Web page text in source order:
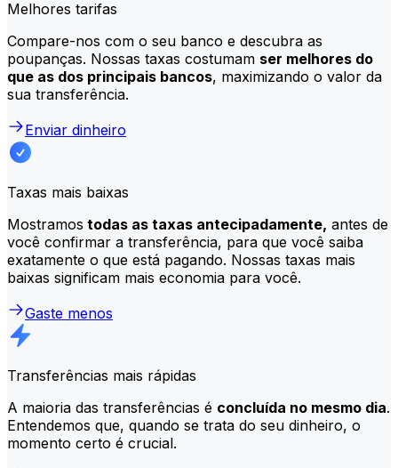
Melhores tarifas
Compare-nos com o seu banco e descubra as
poupanças. Nossas taxas costumam ser melhores do
que as dos principais bancos, maximizando o valor da
sua transferência.
Enviar dinheiro
Taxas mais baixas
Mostramos todas as taxas antecipadamente, antes de
você confirmar a transferência, para que você saiba
exatamente o que está pagando. Nossas taxas mais
baixas significam mais economia para você.
Gaste menos
Transferências mais rápidas
A maioria das transferências é concluída no mesmo dia.
Entendemos que, quando se trata do seu dinheiro, o
momento certo é crucial.